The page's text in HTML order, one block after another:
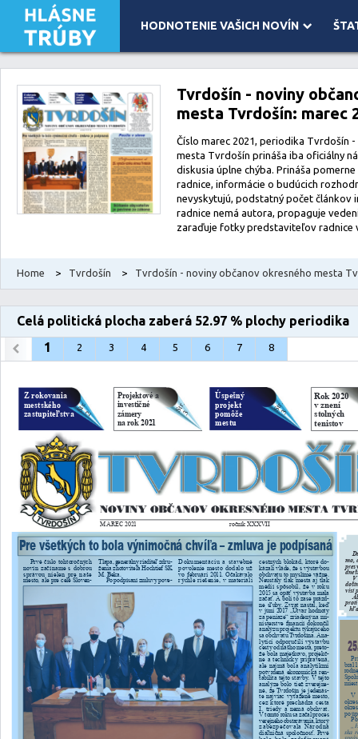
HODNOTENIE VAŠICH NOVÍN
Leaflet| Map data ©OpenStreetMapcontributors, Imagery ©Mapbox
Tvrdošín - noviny
mesta Tvrdošín: marec
Číslo marec 2021, periodika Tvrdošín
mesta Tvrdošín prináša iba oficiálny
diskusia úplne chýba. Prináša
radnice, informácie o budúcich
nevyskytujú, podstatný počet článkov
radnice nemá autora, propaguje
zaraďuje fotky predstaviteľov radnice
Home > Tvrdošín > Tvrdošín - noviny občanov okresného mesta
Celá politická plocha zaberá 52.97 % plochy periodika
1
2 3 4 5 6 7 8